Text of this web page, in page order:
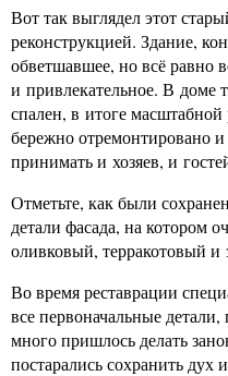
Вот так выглядел этот
реконструкцией. Здание,
обветшавшее, но всё равно
и привлекательное. В доме
спален, в итоге
бережно отремонтировано
принимать и хозяев, и
Отметьте, как были
детали фасада, на котором
оливковый, терракотовый и
Во время реставрации
все первоначальные
много пришлось делать
постарались сохранить дух